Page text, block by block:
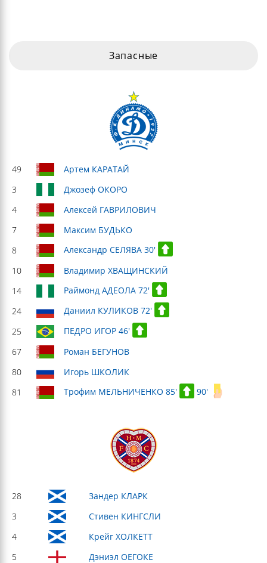
Запасные
49
Артем КАРАТАЙ
3
Джозеф ОКОРО
4
Алексей ГАВРИЛОВИЧ
7
Максим БУДЬКО
8
Александр СЕЛЯВА 30'
10
Владимир ХВАЩИНСКИЙ
14
Раймонд АДЕОЛА 72'
24
Даниил КУЛИКОВ 72'
25
ПЕДРО ИГОР 46'
67
Роман БЕГУНОВ
80
Игорь ШКОЛИК
81
Трофим МЕЛЬНИЧЕНКО 85' 90'
28
Зандер КЛАРК
3
Стивен КИНГСЛИ
4
Крейг ХОЛКЕТТ
5
Дэниэл ОЕГОКЕ